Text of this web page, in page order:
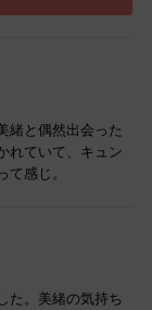
緒と偶然出会った
れていて、キュン
感じ。
た。美緒の気持ち